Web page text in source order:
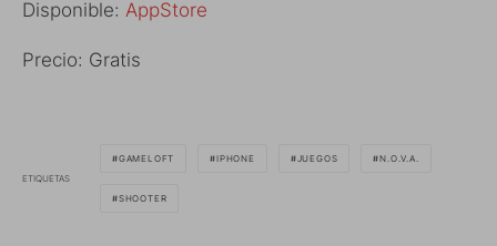
Disponible: AppStore
Precio: Gratis
ETIQUETAS
GAMELOFT IPHONE JUEGOS N.O.V.A.
SHOOTER